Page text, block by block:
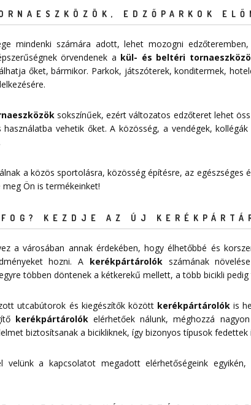
EDZŐPARKOK
mindenki számára adott, lehet mozogni
örvendenek a kül- és beltéri
őket, bármikor. Parkok, játszóterek, konditermek,
sokszínűek, ezért változatos edzőteret lehet
vehetik őket. A közösség, a vendégek,
a közös sportolásra, közösség építésre, az egészséges
Ön is termékeinket!
KEZDJE AZ ÚJ
a városában annak érdekében, hogy élhetőbbé és
hozni. A kerékpártárolókszámának
többen döntenek a kétkerekű mellett, a több bicikli pedig
utcabútorok és kiegészítők között kerékpártárolókis
kerékpártárolók elérhetőek nálunk, méghozzá
biztosítsanak a bicikliknek, így bizonyos típusok fedettek
velünk a kapcsolatot megadottelérhetőségeink